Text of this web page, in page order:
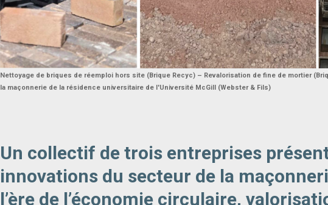
Nettoyage de briques de réemploi hors site (Brique Recyc) – Revalorisation de fine de mortier
la maçonnerie de la résidence universitaire de l'Université McGill (Webster & Fils)
Un collectif de trois entreprises
innovations du secteur de la
l’ère de l’économie circulaire,